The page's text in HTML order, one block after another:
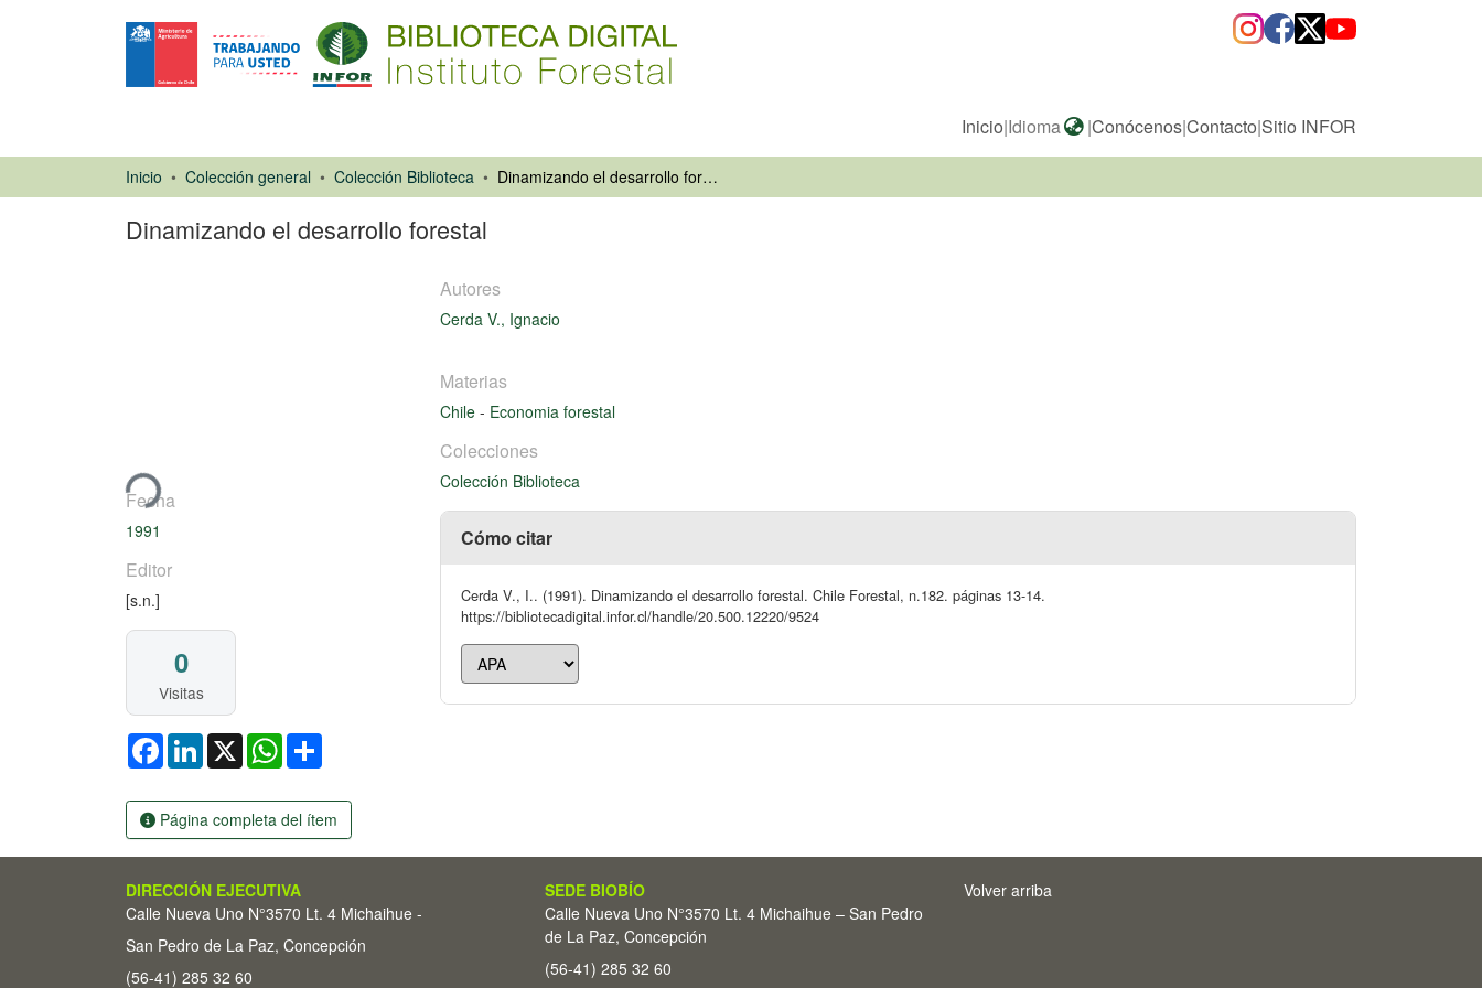
Inicio|Idioma |Conócenos|Contacto|Sitio INFOR
Inicio Colección general Colección Biblioteca Dinamizando el desarrollo forestal
Dinamizando el desarrollo forestal
Cargando...
Fecha
1991
Editor
[s.n.]
0
Visitas
FacebookLinkedIn
X WhatsApp
Página completa del ítem
Autores
Cerda V., Ignacio
Materias
Chile - Economia forestal
Colecciones
Colección Biblioteca
Cómo citar
Cerda V., I.. (1991). Dinamizando el desarrollo forestal. Chile Forestal, n.182. páginas 13-14.
https://bibliotecadigital.infor.cl/handle/20.500.12220/9524
DIRECCIÓN EJECUTIVA
Calle Nueva Uno N°3570 Lt. 4 Michaihue -
San Pedro de La Paz, Concepción
(56-41) 285 32 60
SEDE BIOBÍO
Calle Nueva Uno N°3570 Lt. 4 Michaihue – San Pedro
de La Paz, Concepción
(56-41) 285 32 60
Volver arriba